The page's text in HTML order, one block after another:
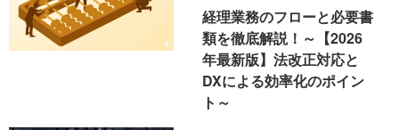
経理業務のフローと必要書
類を徹底解説！～【2026
年最新版】法改正対応と
DXによる効率化のポイン
ト～